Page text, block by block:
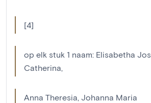
[4]
op elk stuk 1 naam: Elisabetha
Catherina,
Anna Theresia, Johanna Maria